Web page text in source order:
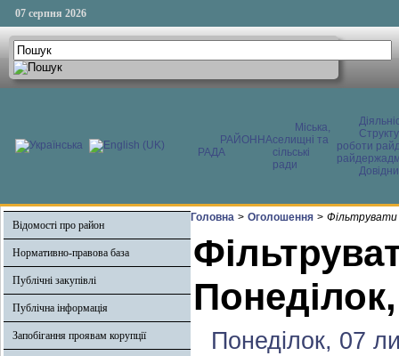
07 серпня 2026
РАЙОННА
РАДА
Міська,
селищні та
сільські
ради
роботи
Відомості про район
Нормативно-правова база
Публічні закупівлі
Публічна інформація
Запобігання проявам корупції
Головна > Оголошення > Фільтрувати
Понеділок, 07